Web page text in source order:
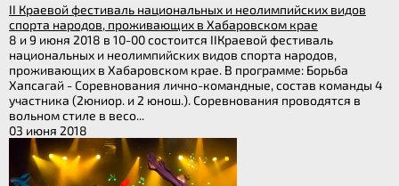
II Краевой фестиваль национальных и неолимпийских видов
спорта народов, проживающих в Хабаровском крае
8 и 9 июня 2018 в 10-00 состоится IIКраевой фестиваль
национальных и неолимпийских видов спорта народов,
проживающих в Хабаровском крае. В программе: Борьба
Хапсагай - Соревнования лично-командные, состав команды 4
участника (2юниор. и 2 юнош.). Соревнования проводятся в
вольном стиле в весо...
03 июня 2018